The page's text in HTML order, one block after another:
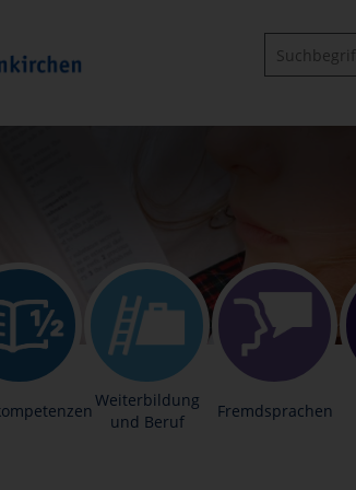
Weiterbildung
und Beruf
Fremdsprachen